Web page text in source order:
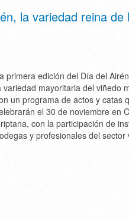
la variedad reina de
primera edición del Día del
variedad mayoritaria del viñedo
un programa de actos y catas
el 30 de noviembre en
con la participación de
y profesionales del sector